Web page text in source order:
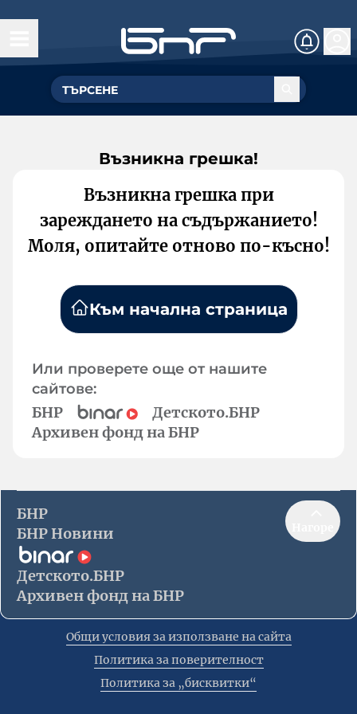
Възникна грешка!
Възникна грешка при
зареждането на съдържанието!
Моля, опитайте отново по-късно!
Към начална страница
Или проверете още от нашите
сайтове:
БНР
Детското.БНР
Архивен фонд на БНР
БНР
БНР Новини
Детското.БНР
Архивен фонд на БНР
Общи условия за използване на сайта
Политика за поверителност
Политика за „бисквитки“